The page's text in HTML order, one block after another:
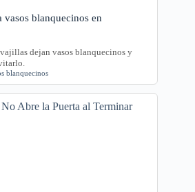
vasos blanquecinos en
dejan vasos blanquecinos y
blanquecinos